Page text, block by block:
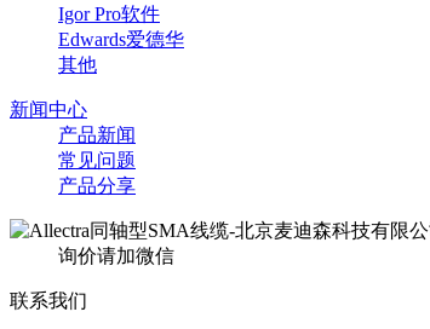
Igor Pro软件
Edwards爱德华
其他
新闻中心
产品新闻
常见问题
产品分享
询价请加微信
联系我们